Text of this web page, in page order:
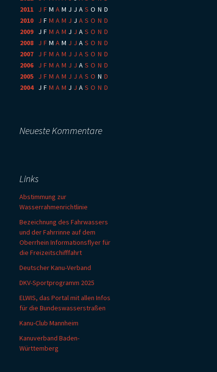
2011
J F M A M J J A S O N D
2010
J F M A M J J A S O N D
2009
J F M A M J J A S O N D
2008
J F M A M J J A S O N D
2007
J F M A M J J A S O N D
2006
J F M A M J J A S O N D
2005
J F M A M J J A S O N D
2004: J F M A M J J A S O N D
Neueste Kommentare
Links
Abstimmung zur
Wasserrahmenrichtlinie
Bezeichnung des Fahrwassers
und der Fahrrinne auf dem
Oberrhein Informationsflyer für
die Freizeitschifffahrt
Deutscher Kanu-Verband
DKV-Sportprogramm 2025
ELWIS, das Portal mit allen Infos
für die Bundeswasserstraßen
Kanu-Club Mannheim
Kanuverband Baden-
Württemberg